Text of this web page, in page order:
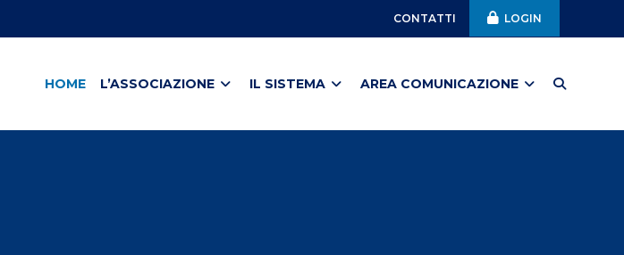
CONTATTI LOGIN
HOME L’ASSOCIAZIONE IL SISTEMA AREA COMUNICAZIONE